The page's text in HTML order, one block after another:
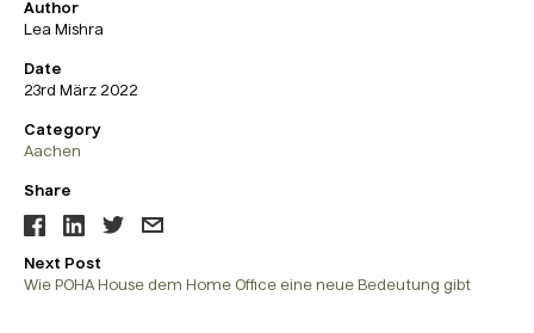
Author
Lea Mishra
Date
23rd März 2022
Category
Aachen
Share
FacebookLinkedInTwitterEmail
Next Post
Wie POHA House dem Home Office eine neue Bedeutung gibt